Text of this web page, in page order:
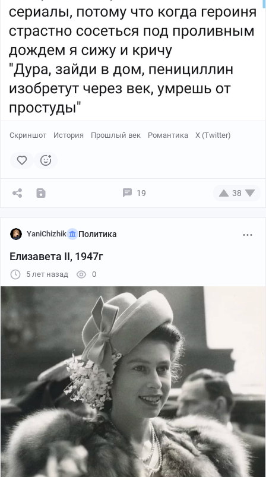
Скриншот История Прошлый век Романтика X (Twitter)
19 38
YaniChizhik Политика
Елизавета II, 1947г
5 лет назад 0